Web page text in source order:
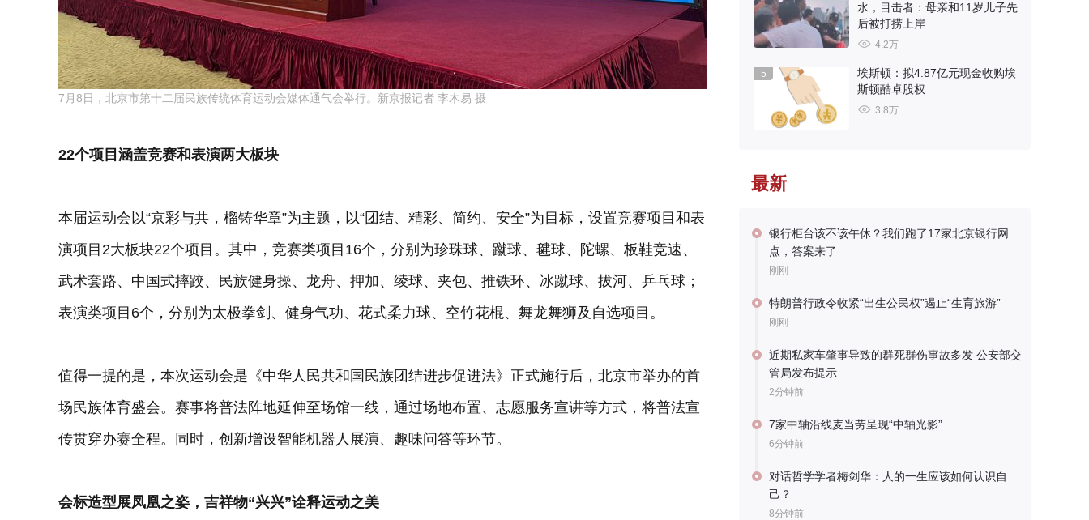
7月8日，北京市第十二届民族传统体育运动会媒体通气会举行。新京报记者 李木易 摄
22个项目涵盖竞赛和表演两大板块
本届运动会以“京彩与共，榴铸华章”为主题，以“团结、精彩、简约、安全”为目标，设置竞赛项目和表
演项目2大板块22个项目。其中，竞赛类项目16个，分别为珍珠球、蹴球、毽球、陀螺、板鞋竞速、
武术套路、中国式摔跤、民族健身操、龙舟、押加、绫球、夹包、推铁环、冰蹴球、拔河、乒乓球；
表演类项目6个，分别为太极拳剑、健身气功、花式柔力球、空竹花棍、舞龙舞狮及自选项目。
值得一提的是，本次运动会是《中华人民共和国民族团结进步促进法》正式施行后，北京市举办的首
场民族体育盛会。赛事将普法阵地延伸至场馆一线，通过场地布置、志愿服务宣讲等方式，将普法宣
传贯穿办赛全程。同时，创新增设智能机器人展演、趣味问答等环节。
会标造型展凤凰之姿，吉祥物“兴兴”诠释运动之美
水，目击者：母亲和11岁儿子先
后被打捞上岸
4.2万
5
埃斯顿：拟4.87亿元现金收购埃
斯顿酷卓股权
3.8万
最新
银行柜台该不该午休？我们跑了17家北京银行网
点，答案来了
刚刚
特朗普行政令收紧“出生公民权”遏止“生育旅游”
刚刚
近期私家车肇事导致的群死群伤事故多发 公安部交
管局发布提示
2分钟前
7家中轴沿线麦当劳呈现“中轴光影”
6分钟前
对话哲学学者梅剑华：人的一生应该如何认识自
己？
8分钟前